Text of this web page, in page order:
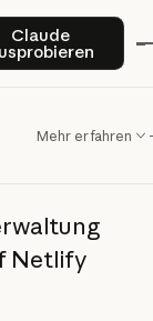
ClaudeClaude
Mehr erfahren
Netlify